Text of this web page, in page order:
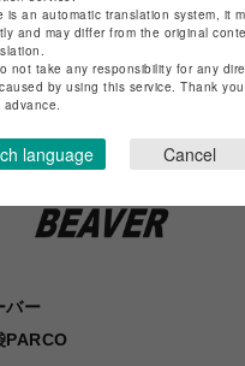
バー
PARCO
is an automatic translation system, it
and may differ from the original
not take any responsibility for any
by using this service. Thank
language Cancel